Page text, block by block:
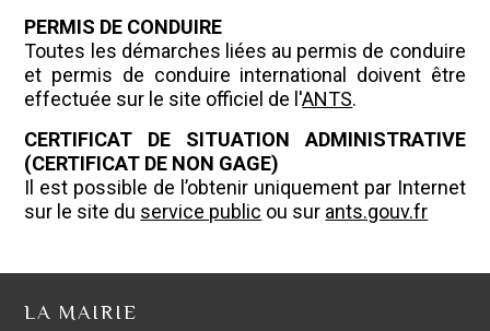
PERMIS DE CONDUIRE
Toutes les démarches liées au permis de conduire
et permis de conduire international doivent être
effectuée sur le site officiel de l'ANTS.
CERTIFICAT DE SITUATION ADMINISTRATIVE
(CERTIFICAT DE NON GAGE)
Il est possible de l’obtenir uniquement par Internet
sur le site du service public ou sur ants.gouv.fr
LA MAIRIE